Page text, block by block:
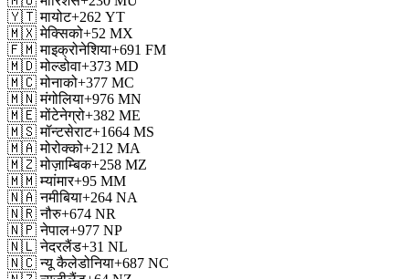
🇾🇹 मायोट+262 YT
🇲🇽 मेक्सिको+52 MX
🇫🇲 माइक्रोनेशिया+691 FM
🇲🇩 मोल्डोवा+373 MD
🇲🇨 मोनाको+377 MC
🇲🇳 मंगोलिया+976 MN
🇲🇪 मोंटेनेग्रो+382 ME
🇲🇸 मॉन्टसेराट+1664 MS
🇲🇦 मोरोक्को+212 MA
🇲🇿 मोज़ाम्बिक+258 MZ
🇲🇲 म्यांमार+95 MM
🇳🇦 नमीबिया+264 NA
🇳🇷 नौरु+674 NR
🇳🇵 नेपाल+977 NP
🇳🇱 नेदरलैंड+31 NL
🇳🇨 न्यू कैलेडोनिया+687 NC